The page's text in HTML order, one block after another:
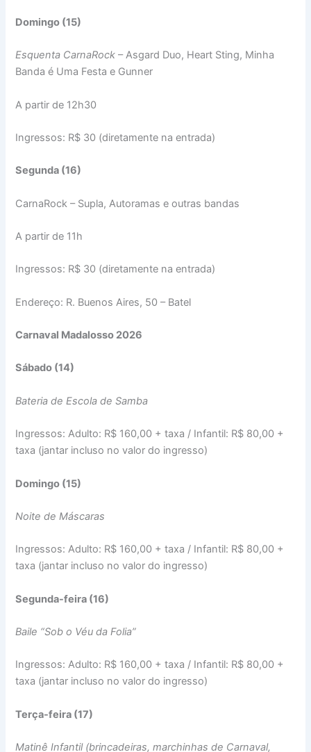
Domingo (15)
Esquenta CarnaRock – Asgard Duo, Heart Sting, Minha
Banda é Uma Festa e Gunner
A partir de 12h30
Ingressos: R$ 30 (diretamente na entrada)
Segunda (16)
CarnaRock – Supla, Autoramas e outras bandas
A partir de 11h
Ingressos: R$ 30 (diretamente na entrada)
Endereço: R. Buenos Aires, 50 – Batel
Carnaval Madalosso 2026
Sábado (14)
Bateria de Escola de Samba
Ingressos: Adulto: R$ 160,00 + taxa / Infantil: R$ 80,00 +
taxa (jantar incluso no valor do ingresso)
Domingo (15)
Noite de Máscaras
Ingressos: Adulto: R$ 160,00 + taxa / Infantil: R$ 80,00 +
taxa (jantar incluso no valor do ingresso)
Segunda-feira (16)
Baile “Sob o Véu da Folia”
Ingressos: Adulto: R$ 160,00 + taxa / Infantil: R$ 80,00 +
taxa (jantar incluso no valor do ingresso)
Terça-feira (17)
Matinê Infantil (brincadeiras, marchinhas de Carnaval,